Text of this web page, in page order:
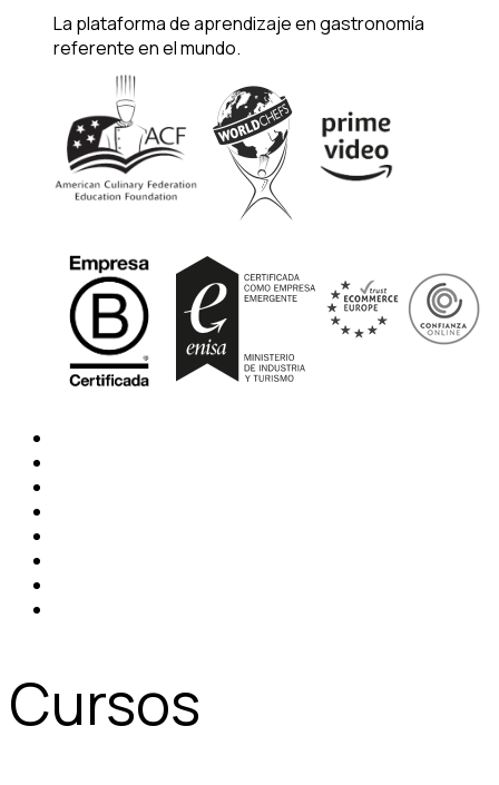
La plataforma de aprendizaje en gastronomía
referente en el mundo.
Cursos